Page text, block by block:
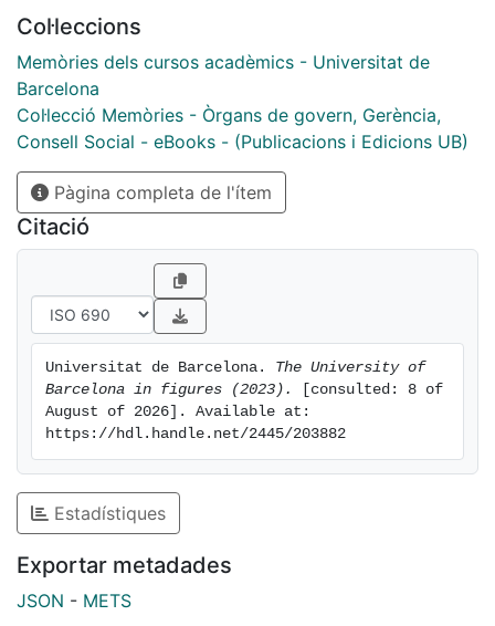
Col·leccions
Memòries dels cursos acadèmics - Universitat de
Barcelona
Col·lecció Memòries - Òrgans de govern, Gerència,
Consell Social - eBooks - (Publicacions i Edicions UB)
Pàgina completa de l'ítem
Citació
Universitat de Barcelona. The University of
Barcelona in figures (2023).
[consulted: 8 of
August of 2026]. Available at:
https://hdl.handle.net/2445/203882
Estadístiques
Exportar metadades
JSON - METS